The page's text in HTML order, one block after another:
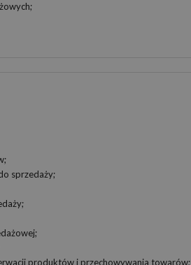
sprzedaży;
produktów i przechowywania towarów;